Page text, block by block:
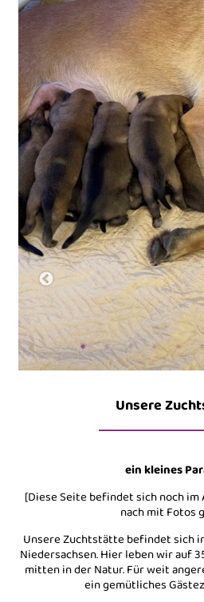
Unsere
ein kleines
[Diese Seite befindet sich noch im
nach mit Fotos
Unsere Zuchtstätte befindet sich
Niedersachsen. Hier leben wir auf
mitten in der Natur. Für weit
ein gemütliches